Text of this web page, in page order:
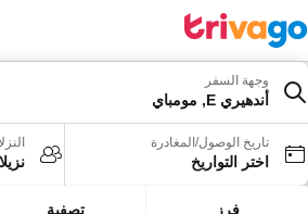
وجهة السفر
أندهيري E, مومباي
تاريخ الوصول/المغادرة
اختر التواريخ
فرز تصفية